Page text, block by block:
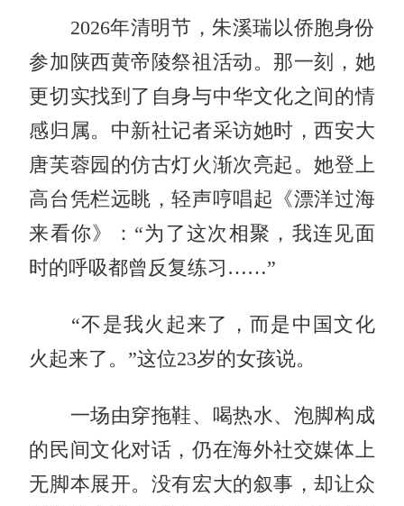
2026年清明节，朱溪瑞以侨胞身份
参加陕西黄帝陵祭祖活动。那一刻，她
更切实找到了自身与中华文化之间的情
感归属。 中新社记者采访她时，西安大
唐芙蓉园的仿古灯火渐次亮起。她登上
高台凭栏远眺，轻声哼唱起《漂洋过海
来看你》：“为了这次相聚，我连见面
时的呼吸都曾反复练习……”
“不是我火起来了，而是中国文化
火起来了。”这位23岁的女孩说。
一场由穿拖鞋、喝热水、泡脚构成
的民间文化对话，仍在海外社交媒体上
无脚本展开。没有宏大的叙事，却让众